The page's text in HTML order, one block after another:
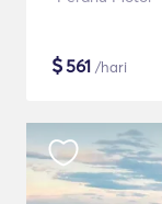
$561 /hari